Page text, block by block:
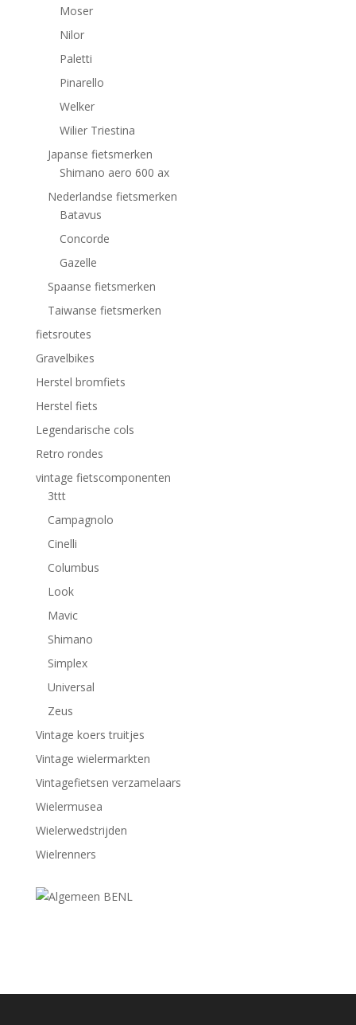
Moser
Nilor
Paletti
Pinarello
Welker
Wilier Triestina
Japanse fietsmerken
Shimano aero 600 ax
Nederlandse fietsmerken
Batavus
Concorde
Gazelle
Spaanse fietsmerken
Taiwanse fietsmerken
fietsroutes
Gravelbikes
Herstel bromfiets
Herstel fiets
Legendarische cols
Retro rondes
vintage fietscomponenten
3ttt
Campagnolo
Cinelli
Columbus
Look
Mavic
Shimano
Simplex
Universal
Zeus
Vintage koers truitjes
Vintage wielermarkten
Vintagefietsen verzamelaars
Wielermusea
Wielerwedstrijden
Wielrenners